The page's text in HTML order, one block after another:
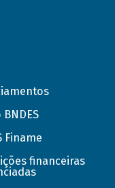
Finame
financeiras